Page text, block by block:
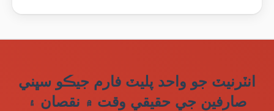
انٽرنيٽ جو واحد پليٽ فارم جيڪو سڀني
صارفين جي حقيقي وقت ۾ نقصان ۽